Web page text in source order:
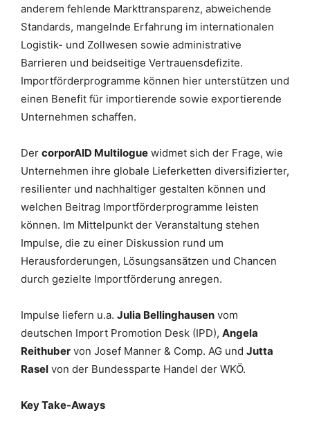
anderem fehlende Markttransparenz, abweichende
Standards, mangelnde Erfahrung im internationalen
Logistik- und Zollwesen sowie administrative
Barrieren und beidseitige Vertrauensdefizite.
Importförderprogramme können hier unterstützen und
einen Benefit für importierende sowie exportierende
Unternehmen schaffen.
Der corporAID Multilogue widmet sich der Frage, wie
Unternehmen ihre globale Lieferketten diversifizierter,
resilienter und nachhaltiger gestalten können und
welchen Beitrag Importförderprogramme leisten
können. Im Mittelpunkt der Veranstaltung stehen
Impulse, die zu einer Diskussion rund um
Herausforderungen, Lösungsansätzen und Chancen
durch gezielte Importförderung anregen.
Impulse liefern u.a. Julia Bellinghausen vom
deutschen Import Promotion Desk (IPD), Angela
Reithuber von Josef Manner & Comp. AG und Jutta
Rasel von der Bundessparte Handel der WKÖ.
Key Take-Aways